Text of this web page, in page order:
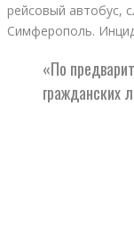
рейсовый автобус,
Симферополь.
«По